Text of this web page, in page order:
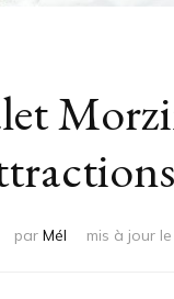
par Mél mis à jour le